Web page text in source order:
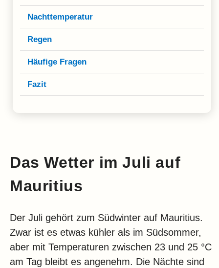
Nachttemperatur
Regen
Häufige Fragen
Fazit
Das Wetter im Juli auf
Mauritius
Der Juli gehört zum Südwinter auf Mauritius.
Zwar ist es etwas kühler als im Südsommer,
aber mit Temperaturen zwischen 23 und 25 °C
am Tag bleibt es angenehm. Die Nächte sind